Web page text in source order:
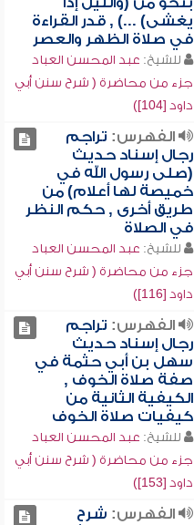
يغشى) ...) , قدر القراءة
في صلاة الظهر والعصر
للشيخ: عبد المحسن العباد
جزء من محاضرة ( شرح سنن أبي
داود [104])
الفهرس: تراجم
رجال إسناد حديث
(صلى رسول الله في
خميصة لها أعلام) من
طريق أخرى , حكم النظر
في الصلاة
للشيخ: عبد المحسن العباد
جزء من محاضرة ( شرح سنن أبي
داود [116])
الفهرس: تراجم
رجال إسناد حديث
سهل بن أبي حثمة في
صفة صلاة الخوف ,
الكيفية الثانية من
كيفيات صلاة الخوف
للشيخ: عبد المحسن العباد
جزء من محاضرة ( شرح سنن أبي
داود [153])
الفهرس: شرح